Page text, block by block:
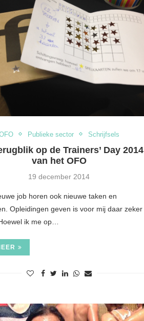
Publieke sector Schrijfsels
op de Trainers’ Day 2014
van het OFO
19 december 2014
job horen ook nieuwe taken en
Opleidingen geven is voor mij daar zeker
ik me op…